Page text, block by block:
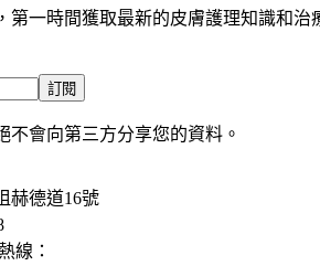
第一時間獲取最新的皮膚護理知識和治
訂閱
不會向第三方分享您的資料。
赫德道16號
線：